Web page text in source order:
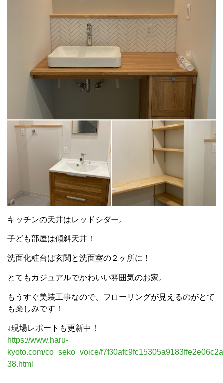
キッチンの天井はレッドシダー。
子ども部屋は傾斜天井！
洗面化粧台は玄関と洗面室の２ヶ所に！
とてもカジュアルでかわいい雰囲気のお家。
もうすぐ美装工事なので、フローリングが見えるのがとて
も楽しみです！
↓現場レポートも更新中！
https://www.haru-
kyoto.com/co_seko_voice/
38.html